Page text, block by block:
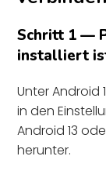
Schritt 1 —
installiert
Unter Android
in den
Android 13
herunter.